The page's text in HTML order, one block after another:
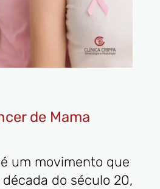
de Mama
um movimento que
do século 20,